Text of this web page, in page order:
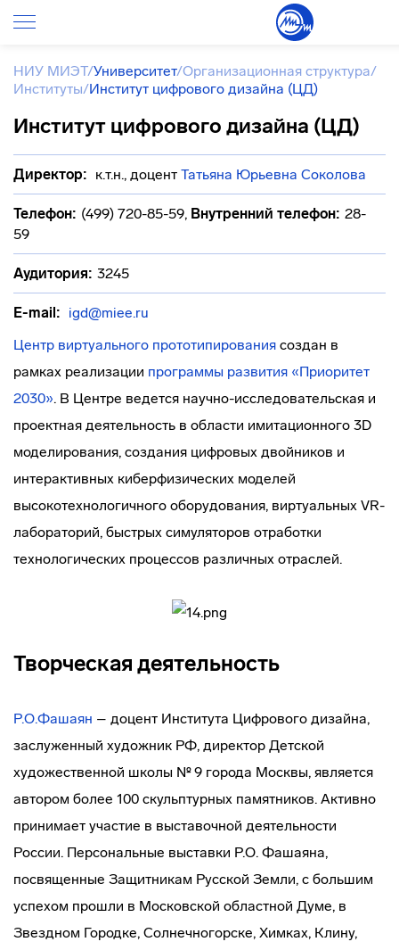
НИУ МИЭТ/Университет/Организационная структура/
Институты/Институт цифрового дизайна (ЦД)
Институт цифрового дизайна (ЦД)
Директор: к.т.н., доцент Татьяна Юрьевна Соколова
Телефон: (499) 720-85-59, Внутренний телефон: 28-
59
Аудитория: 3245
E-mail: igd@miee.ru
Центр виртуального прототипирования создан в
рамках реализации программы развития «Приоритет
2030». В Центре ведется научно-исследовательская и
проектная деятельность в области имитационного 3D
моделирования, создания цифровых двойников и
интерактивных киберфизических моделей
высокотехнологичного оборудования, виртуальных VR-
лабораторий, быстрых симуляторов отработки
технологических процессов различных отраслей.
Творческая деятельность
Р.О.Фашаян – доцент Института Цифрового дизайна,
заслуженный художник РФ, директор Детской
художественной школы № 9 города Москвы, является
автором более 100 скульптурных памятников. Активно
принимает участие в выставочной деятельности
России. Персональные выставки Р.О. Фашаяна,
посвященные Защитникам Русской Земли, с большим
успехом прошли в Московской областной Думе, в
Звездном Городке, Солнечногорске, Химках, Клину,